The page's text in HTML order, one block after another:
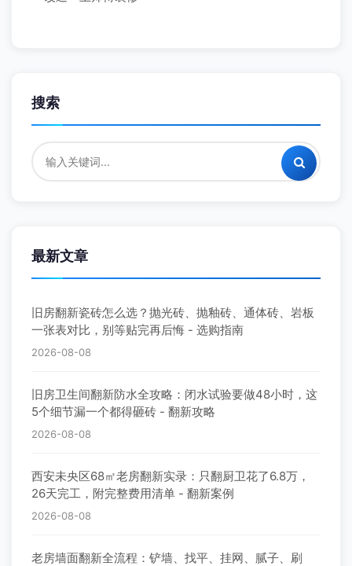
搜索
最新文章
旧房翻新瓷砖怎么选？抛光砖、抛釉砖、通体砖、岩板
一张表对比，别等贴完再后悔 - 选购指南
2026-08-08
旧房卫生间翻新防水全攻略：闭水试验要做48小时，这
5个细节漏一个都得砸砖 - 翻新攻略
2026-08-08
西安未央区68㎡老房翻新实录：只翻厨卫花了6.8万，
26天完工，附完整费用清单 - 翻新案例
2026-08-08
老房墙面翻新全流程：铲墙、找平、挂网、腻子、刷